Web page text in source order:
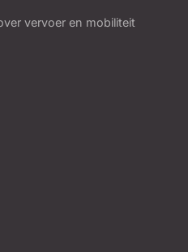
vervoer en mobiliteit